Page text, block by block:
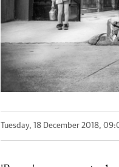
Tuesday, 18 December 2018,